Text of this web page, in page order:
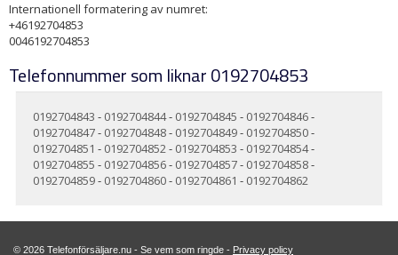
Internationell formatering av numret:
+46192704853
0046192704853
Telefonnummer som liknar 0192704853
0192704843 - 0192704844- 0192704845 - 0192704846-
0192704847- 0192704848- 0192704849- 0192704850-
0192704851 - 0192704852- 0192704853 - 0192704854-
0192704855 - 0192704856- 0192704857- 0192704858-
0192704859- 0192704860- 0192704861 - 0192704862
© 2026 Telefonförsäljare.nu - Se vem som ringde - Privacy policy